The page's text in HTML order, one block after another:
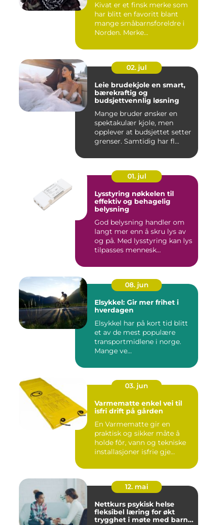
Kivat er et finsk merke som
har blitt en favoritt blant
mange småbarnsforeldre i
Norden. Merke...
02. jul
Leie brudekjole en smart,
bærekraftig og
budsjettvennlig løsning
Mange bruder ønsker en
spektakulær kjole, men
opplever at budsjettet setter
grenser. Samtidig har fl...
01. jul
Lysstyring nøkkelen til
effektiv og behagelig
belysning
God belysning handler om
langt mer enn å skru lys av
og på. Med lysstyring kan lys
tilpasses mennesk...
08. jun
Elsykkel: Gir mer frihet i
hverdagen
Elsykkel har på kort tid blitt
et av de mest populære
transportmidlene i norge.
Mange ve...
03. jun
Varmematte enkel vei til
isfri drift på gården
En Varmematte gir en
praktisk og sikker måte å
holde fôr, vann og tekniske
installasjoner isfrie gje...
12. mai
Nettkurs psykisk helse
fleksibel læring for økt
trygghet i møte med barn